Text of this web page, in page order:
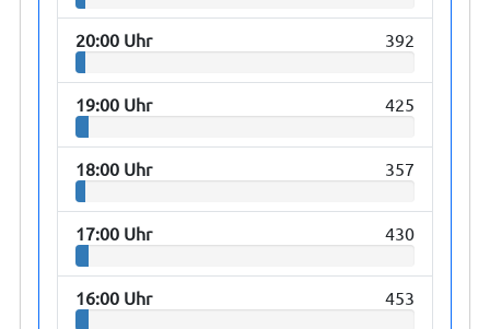
20:00 Uhr 392
19:00 Uhr 425
18:00 Uhr 357
17:00 Uhr 430
16:00 Uhr 453